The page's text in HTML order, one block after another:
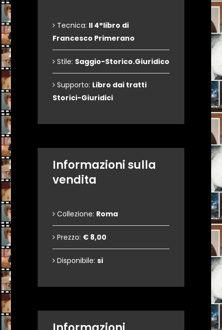
Tecnica: Il 4°libro di
Francesco Primerano
Stile: Saggio-Storico.Giuridico
Supporto: Libro dai tratti
Storici-Giuridici
Informazioni sulla
vendita
Collezione: Roma
Prezzo: € 8,00
Disponibile: si